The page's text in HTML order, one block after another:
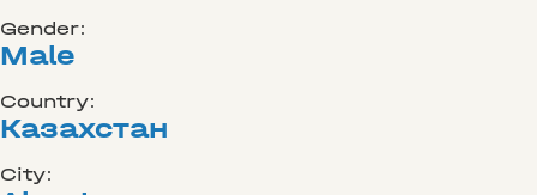
Gender:
Male
Country:
Казахстан
City: